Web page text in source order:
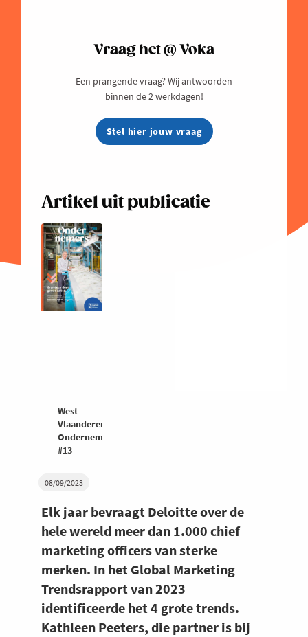
08/09/2023
Elk jaar bevraagt Deloitte over de
hele wereld meer dan 1.000 chief
marketing officers van sterke
merken. In het Global Marketing
Trendsrapport van 2023
identificeerde het 4 grote trends.
Kathleen Peeters, die partner is bij
Vraag het @ Voka
Een prangende vraag? Wij antwoorden
binnen de 2 werkdagen!
Stel hier jouw vraag
Artikel uit publicatie
West-
Vlaanderen
Ondernemers
#13